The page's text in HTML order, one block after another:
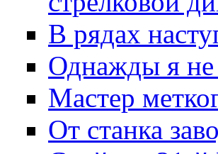
В рядах
Однажды я
Мастер
От станка